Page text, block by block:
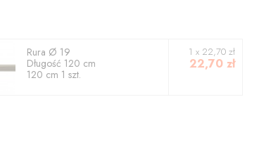
Rura Ø 19
Długość 120 cm
120 cm 1 szt.
1 x 22,70zł
22,70zł